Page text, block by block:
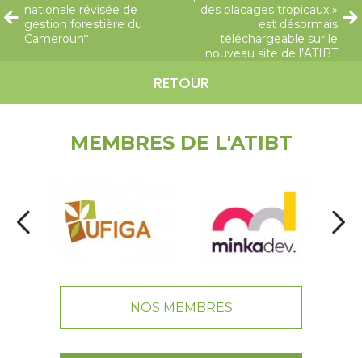
nationale révisée de
gestion forestière du
Cameroun*
RETOUR
des placages tropicaux »
est désormais
téléchargeable sur le
nouveau site de l’ATIBT
MEMBRES DE L'ATIBT
NOS MEMBRES